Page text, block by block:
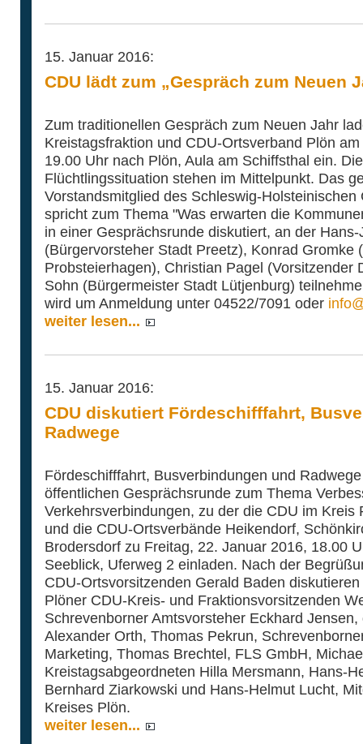
15. Januar 2016:
CDU lädt zum „Gespräch zum Neuen
Zum traditionellen Gespräch zum Neuen Jahr
Kreistagsfraktion und CDU-Ortsverband Plön
19.00 Uhr nach Plön, Aula am Schiffsthal ein.
Flüchtlingssituation stehen im Mittelpunkt. Das
Vorstandsmitglied des Schleswig-
spricht zum Thema "Was erwarten die
in einer Gesprächsrunde diskutiert, an der
(Bürgervorsteher Stadt Preetz), Konrad Gromke
Probsteierhagen), Christian Pagel (Vorsitzender
Sohn (Bürgermeister Stadt Lütjenburg)
wird um Anmeldung unter 04522/7091 oder
weiter lesen...
15. Januar 2016:
CDU diskutiert Fördeschifffahrt,
Radwege
Fördeschifffahrt, Busverbindungen und
öffentlichen Gesprächsrunde zum Thema
Verkehrsverbindungen, zu der die CDU im Kreis
und die CDU-Ortsverbände Heikendorf,
Brodersdorf zu Freitag, 22. Januar 2016, 18.00
Seeblick, Uferweg 2 einladen. Nach der
CDU-Ortsvorsitzenden Gerald Baden
Plöner CDU-Kreis- und Fraktionsvorsitzenden
Schrevenborner Amtsvorsteher Eckhard
Alexander Orth, Thomas Pekrun,
Marketing, Thomas Brechtel, FLS GmbH,
Kreistagsabgeordneten Hilla Mersmann, Hans-
Bernhard Ziarkowski und Hans-Helmut Lucht,
Kreises Plön.
weiter lesen...